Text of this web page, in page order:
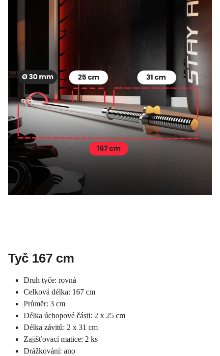
Tyč 167 cm
Druh tyče: rovná
Celková délka: 167 cm
Průměr: 3 cm
Délka úchopové části: 2 x 25 cm
Délka závitů: 2 x 31 cm
Zajišťovací matice: 2 ks
Drážkování: ano